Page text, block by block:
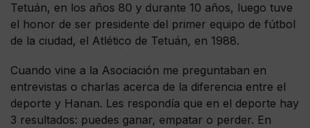
Tetuán, en los años 80 y durante 10 años, luego tuve
el honor de ser presidente del primer equipo de fútbol
de la ciudad, el Atlético de Tetuán, en 1988.
Cuando vine a la Asociación me preguntaban en
entrevistas o charlas acerca de la diferencia entre el
deporte y Hanan. Les respondía que en el deporte hay
3 resultados: puedes ganar, empatar o perder. En